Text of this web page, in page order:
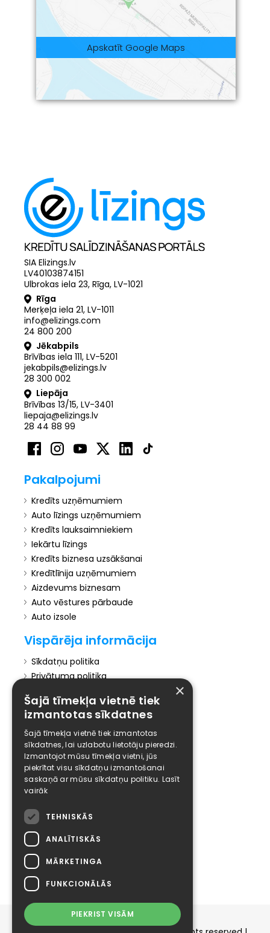
Apskatīt Google Maps
SIA Elizings.lv
LV40103874151
Ulbrokas iela 23, Rīga, LV-1021
Rīga
Merķeļa iela 21, LV-1011
info@elizings.com
24 800 200
Jēkabpils
Brīvības iela 111, LV-5201
jekabpils@elizings.lv
28 300 002
Liepāja
Brīvības 13/15, LV-3401
liepaja@elizings.lv
28 44 88 99
Pakalpojumi
Kredīts uzņēmumiem
Auto līzings uzņēmumiem
Kredīts lauksaimniekiem
Iekārtu līzings
Kredīts biznesa uzsākšanai
Kredītlīnija uzņēmumiem
Aizdevums biznesam
Auto vēstures pārbaude
Auto izsole
Vispārēja informācija
Sīkdatņu politika
Privātuma politika
Pakalpojumu politika
Atteikuma politika
Atteikties no mārketinga
Biznesam
Risinājumi biznesam
Mājaslapu izstrāde
Elīzings
Affiliate
Karjera
Kontakti
×
Šajā tīmekļa vietnē tiek
izmantotas sīkdatnes
Šajā tīmekļa vietnē tiek izmantotas
sīkdatnes, lai uzlabotu lietotāju pieredzi.
Izmantojot mūsu tīmekļa vietni, jūs
piekrītat visu sīkdatņu izmantošanai
saskaņā ar mūsu sīkdatņu politiku. Lasīt
vairāk
TEHNISKĀS
ANALĪTISKĀS
MĀRKETINGA
FUNKCIONĀLĀS
PIEKRIST VISĀM